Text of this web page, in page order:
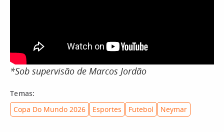
*Sob supervisão de Marcos Jordão
Temas:
Copa Do Mundo 2026
Esportes Futebol Neymar